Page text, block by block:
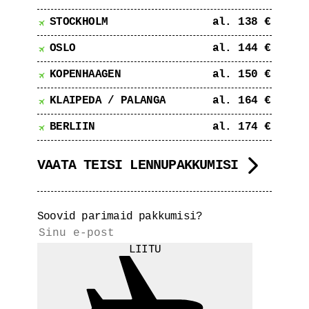
STOCKHOLM al. 138 €
OSLO al. 144 €
KOPENHAAGEN al. 150 €
KLAIPEDA / PALANGA al. 164 €
BERLIIN al. 174 €
VAATA TEISI LENNUPAKKUMISI
Soovid parimaid pakkumisi?
LIITU